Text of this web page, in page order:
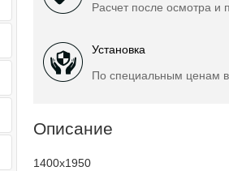
Расчет после осмотра и
Установка
По специальным ценам
Описание
1400x1950